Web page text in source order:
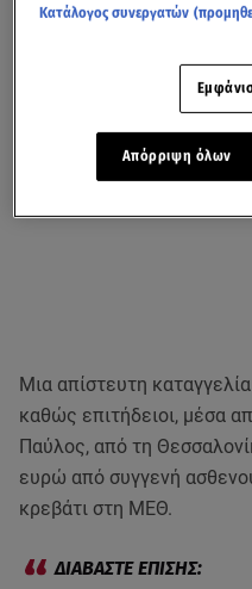
Μια απίστευτη
καθώς επιτήδειοι, μέσα
Παύλος, από τη
ευρώ από συγγενή
κρεβάτι στη ΜΕΘ.
Κατάλογος συνεργατών
Απόρριψη όλων